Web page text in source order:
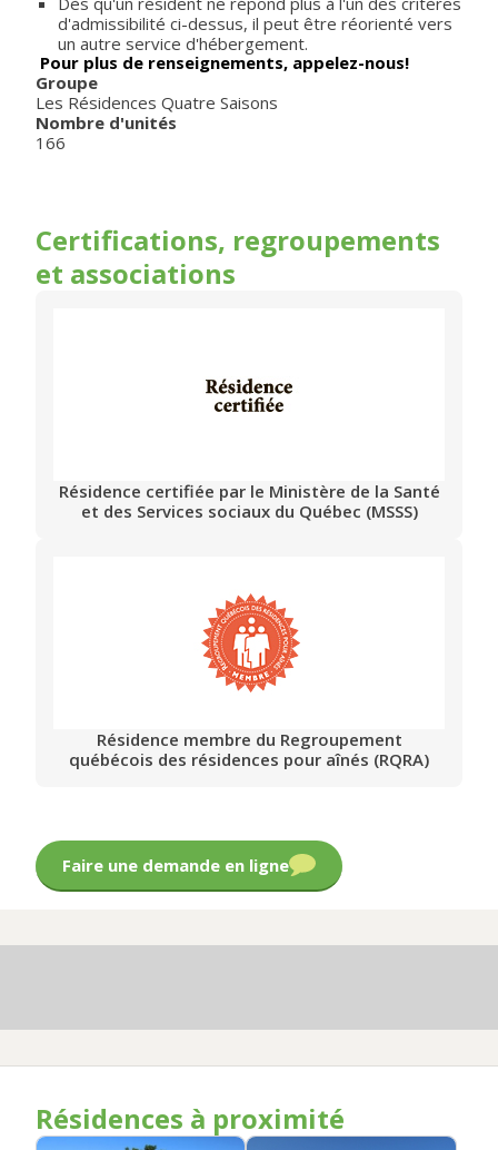
d'admissibilité ci-dessus, il peut être réorienté vers
un autre service d'hébergement.
Pour plus de renseignements, appelez-nous!
Groupe
Les Résidences Quatre Saisons
Nombre d'unités
166
Certifications, regroupements
et associations
Résidence certifiée par le Ministère de la Santé
et des Services sociaux du Québec (MSSS)
Résidence membre du Regroupement
québécois des résidences pour aînés (RQRA)
Faire une demande en ligne
Résidences à proximité